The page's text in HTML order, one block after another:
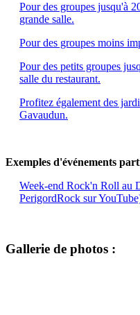
Pour des groupes jusqu'à
grande salle.
Pour des groupes moins
Pour des petits groupes
salle du restaurant.
Profitez également des
Gavaudun.
Exemples d'événements
Week-end Rock'n Roll au
PerigordRock sur
Gallerie de photos :